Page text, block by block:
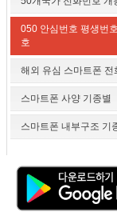
050 안심번호 평생번
호
해외 유심 스마트폰 전
스마트폰 사양 기종별
스마트폰 내부구조 기